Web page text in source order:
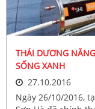
THÁI DƯƠNG
SỐNG XANH
27.10.2016
Ngày 26/10/2016,